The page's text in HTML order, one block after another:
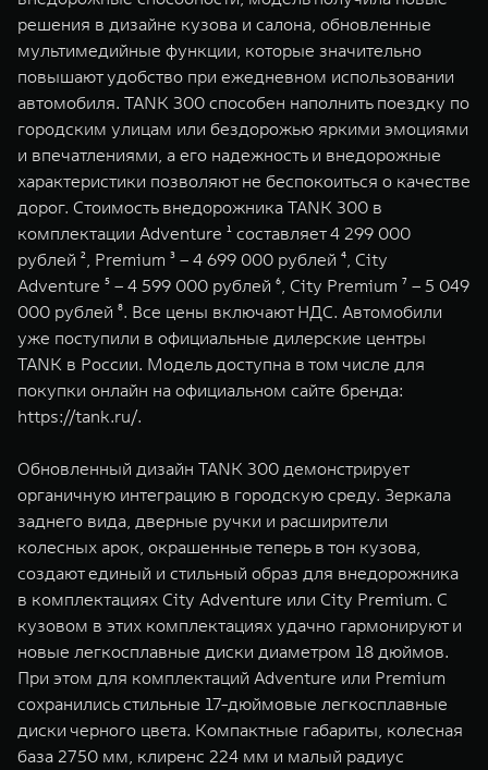
WEY 07
Расширяя границы комфорта
от 6 149 000 ₽
WEY 05
Эстетика
от 5 699
WEY 80
Масштаб возможностей
от 6 449 000 ₽
WEY 80
Масштаб
от 8 099
решения в дизайне кузова и салона, обновленные
мультимедийные функции, которые значительно
повышают удобство при ежедневном использовании
автомобиля. TANK 300 способен наполнить поездку по
городским улицам или бездорожью яркими эмоциями
и впечатлениями, а его надежность и внедорожные
характеристики позволяют не беспокоиться о качестве
дорог. Стоимость внедорожника TANK 300 в
комплектации Adventure ¹ составляет 4 299 000
рублей ², Premium ³ – 4 699 000 рублей ⁴, City
Adventure ⁵ – 4 599 000 рублей ⁶, City Premium ⁷ – 5 049
000 рублей ⁸. Все цены включают НДС. Автомобили
уже поступили в официальные дилерские центры
TANK в России. Модель доступна в том числе для
покупки онлайн на официальном сайте бренда:
https://tank.ru/.
Обновленный дизайн TANK 300 демонстрирует
органичную интеграцию в городскую среду. Зеркала
заднего вида, дверные ручки и расширители
колесных арок, окрашенные теперь в тон кузова,
создают единый и стильный образ для внедорожника
в комплектациях City Adventure или City Premium. С
кузовом в этих комплектациях удачно гармонируют и
новые легкосплавные диски диаметром 18 дюймов.
При этом для комплектаций Adventure или Premium
сохранились стильные 17-дюймовые легкосплавные
диски черного цвета. Компактные габариты, колесная
база 2750 мм, клиренс 224 мм и малый радиус